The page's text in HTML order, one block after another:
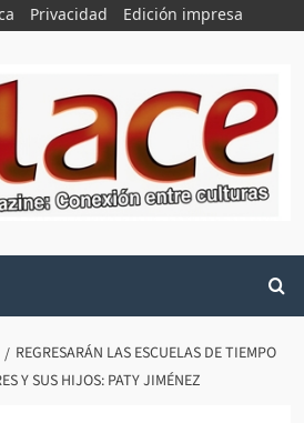
Privacidad Edición impresa
REGRESARÁN LAS ESCUELAS DE TIEMPO
Y SUS HIJOS: PATY JIMÉNEZ